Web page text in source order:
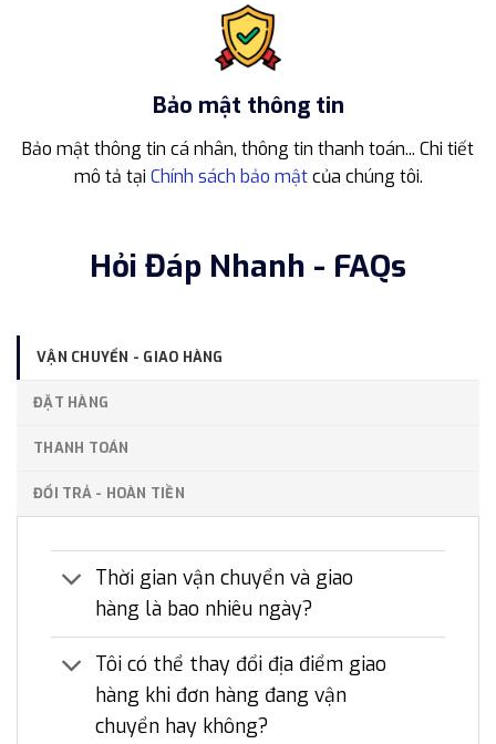
Bảo mật thông tin
Bảo mật thông tin cá nhân, thông tin thanh toán... Chi tiết
mô tả tại Chính sách bảo mậtcủa chúng tôi.
Hỏi Đáp Nhanh - FAQs
VẬN CHUYỂN - GIAO HÀNG
ĐẶT HÀNG
THANH TOÁN
ĐỔI TRẢ - HOÀN TIỀN
Thời gian vận chuyển và giao
hàng là bao nhiêu ngày?
Tôi có thể thay đổi địa điểm giao
hàng khi đơn hàng đang vận
chuyển hay không?